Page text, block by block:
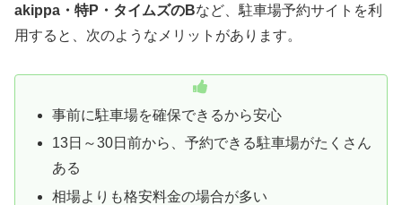
akippa・特P・タイムズのBなど、駐車場予約サイトを利
用すると、次のようなメリットがあります。
事前に駐車場を確保できるから安心
13日～30日前から、予約できる駐車場がたくさん
ある
相場よりも格安料金の場合が多い